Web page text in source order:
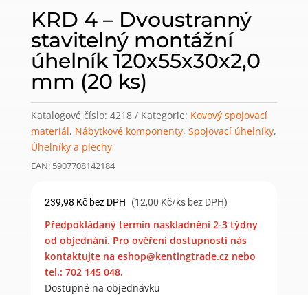
KRD 4 – Dvoustranný
stavitelný montážní
úhelník 120x55x30x2,0
mm (20 ks)
Katalogové číslo: 4218 Kategorie: Kovový spojovací
materiál, Nábytkové komponenty, Spojovací úhelníky,
Úhelníky a plechy
EAN: 5907708142184
239,98 Kč bez DPH (12,00 Kč/ks bez DPH)
Předpokládaný termín naskladnění 2-3 týdny
od objednání. Pro ověření dostupnosti nás
kontaktujte na eshop@kentingtrade.cz nebo
tel.: 702 145 048.
Dostupné na objednávku